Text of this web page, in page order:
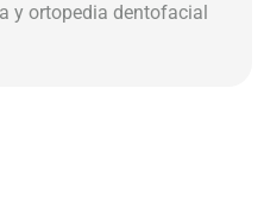
y ortopedia dentofacial